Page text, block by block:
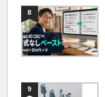
8
9